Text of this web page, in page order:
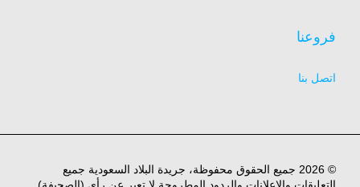
فروعنا
اتصل بنا
© 2026 جميع الحقوق محفوظة، جريدة البلاد السعودية جميع
التعليقات والاعلانات والردود المطروحة لا تعبر عن رأي (الصحيفة)